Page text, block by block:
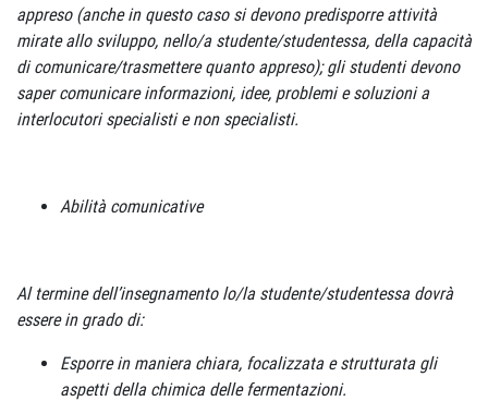
appreso (anche in questo caso si devono predisporre attività
mirate allo sviluppo, nello/a studente/studentessa, della capacità
di comunicare/trasmettere quanto appreso); gli studenti devono
saper comunicare informazioni, idee, problemi e soluzioni a
interlocutori specialisti e non specialisti.
Abilità comunicative
Al termine dell’insegnamento lo/la studente/studentessa dovrà
essere in grado di:
Esporre in maniera chiara, focalizzata e strutturata gli
aspetti della chimica delle fermentazioni.